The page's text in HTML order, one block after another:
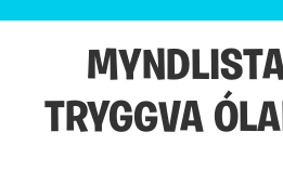
TRYGGVA